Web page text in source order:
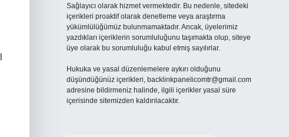
Sağlayıcı olarak hizmet vermektedir. Bu nedenle, sitedeki
içerikleri proaktif olarak denetleme veya araştırma
yükümlülüğümüz bulunmamaktadır. Ancak, üyelerimiz
yazdıkları içeriklerin sorumluluğunu taşımakta olup, siteye
üye olarak bu sorumluluğu kabul etmiş sayılırlar.
Hukuka ve yasal düzenlemelere aykırı olduğunu
düşündüğünüz içerikleri, backlinkpanelicomtr@gmail.com
adresine bildirmeniz halinde, ilgili içerikler yasal süre
içerisinde sitemizden kaldırılacaktır.